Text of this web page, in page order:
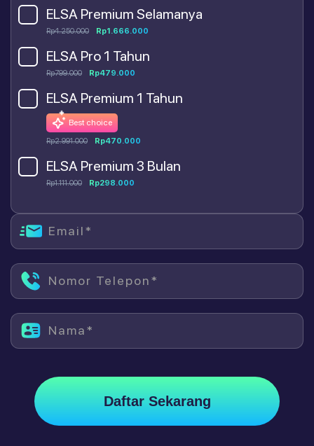
ELSA Premium Selamanya
Rp4.250.000 Rp1.666.000
ELSA Pro 1 Tahun
Rp799.000 Rp479.000
ELSA Premium 1 Tahun
Best choice
Rp2.991.000 Rp470.000
ELSA Premium 3 Bulan
Rp1.111.000 Rp298.000
Email*
Nomor Telepon*
Nama*
Daftar Sekarang